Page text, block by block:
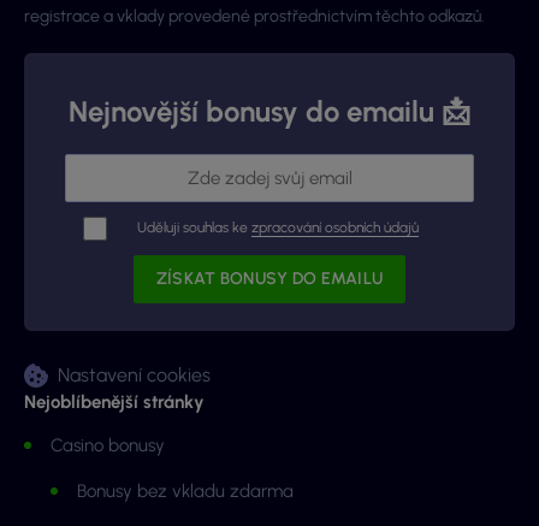
registrace a vklady provedené prostřednictvím těchto odkazů.
Nejnovější bonusy do emailu 📩
Uděluji souhlas ke zpracování osobních údajů
Nastavení cookies
Nejoblíbenější stránky
Casino bonusy
Bonusy bez vkladu zdarma